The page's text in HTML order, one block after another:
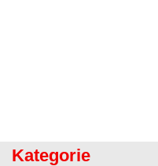
Kategorie